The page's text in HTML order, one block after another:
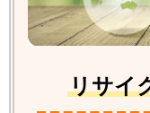
リサイ